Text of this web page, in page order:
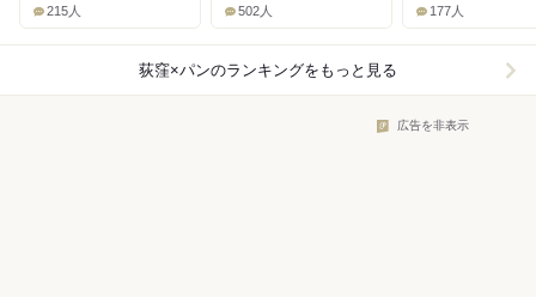
215人 502人 177人
荻窪×パンのランキングをもっと見る
広告を非表示